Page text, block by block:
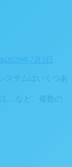
2020年7月3日
ステムはいくつあ
など、複数の